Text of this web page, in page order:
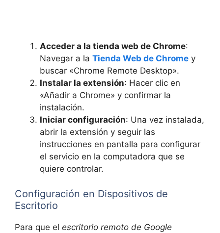
Acceder a la tienda web de Chrome:
Navegar a la Tienda Web de Chrome y
buscar «Chrome Remote Desktop».
Instalar la extensión: Hacer clic en
«Añadir a Chrome» y confirmar la
instalación.
Iniciar configuración: Una vez instalada,
abrir la extensión y seguir las
instrucciones en pantalla para configurar
el servicio en la computadora que se
quiere controlar.
Configuración en Dispositivos de
Escritorio
Para que el escritorio remoto de Google